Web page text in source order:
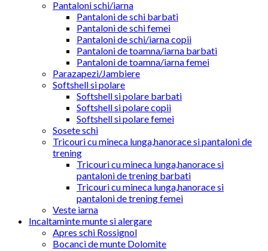
Pantaloni schi/iarna
Pantaloni de schi barbati
Pantaloni de schi femei
Pantaloni de schi/iarna copii
Pantaloni de toamna/iarna barbati
Pantaloni de toamna/iarna femei
Parazapezi/Jambiere
Softshell si polare
Softshell si polare barbati
Softshell si polare copii
Softshell si polare femei
Sosete schi
Tricouri cu mineca lunga,hanorace si pantaloni de
trening
Tricouri cu mineca lunga,hanorace si
pantaloni de trening barbati
Tricouri cu mineca lunga,hanorace si
pantaloni de trening femei
Veste iarna
Incaltaminte munte si alergare
Apres schi Rossignol
Bocanci de munte Dolomite